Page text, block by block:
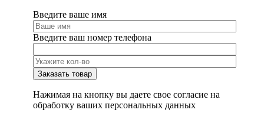
Введите ваше имя
Введите ваш номер телефона
Нажимая на кнопку вы даете свое согласие на
обработку ваших персональных данных